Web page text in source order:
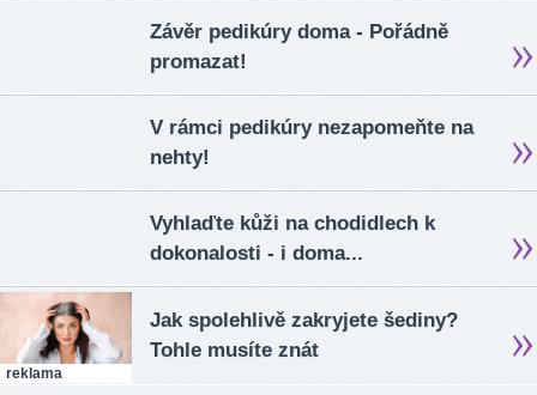
Závěr pedikúry doma - Pořádně
promazat!
V rámci pedikúry nezapomeňte na
nehty!
Vyhlaďte kůži na chodidlech k
dokonalosti - i doma...
reklama
Jak spolehlivě zakryjete šediny?
Tohle musíte znát